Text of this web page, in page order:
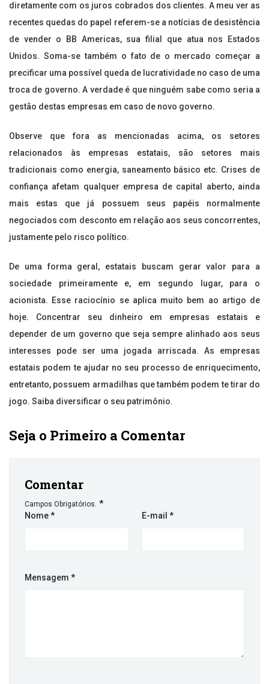
diretamente com os juros cobrados dos clientes. A meu ver as
recentes quedas do papel referem-se a notícias de desistência
de vender o BB Americas, sua filial que atua nos Estados
Unidos. Soma-se também o fato de o mercado começar a
precificar uma possível queda de lucratividade no caso de uma
troca de governo. A verdade é que ninguém sabe como seria a
gestão destas empresas em caso de novo governo.
Observe que fora as mencionadas acima, os setores
relacionados às empresas estatais, são setores mais
tradicionais como energia, saneamento básico etc. Crises de
confiança afetam qualquer empresa de capital aberto, ainda
mais estas que já possuem seus papéis normalmente
negociados com desconto em relação aos seus concorrentes,
justamente pelo risco político.
De uma forma geral, estatais buscam gerar valor para a
sociedade primeiramente e, em segundo lugar, para o
acionista. Esse raciocínio se aplica muito bem ao artigo de
hoje. Concentrar seu dinheiro em empresas estatais e
depender de um governo que seja sempre alinhado aos seus
interesses pode ser uma jogada arriscada. As empresas
estatais podem te ajudar no seu processo de enriquecimento,
entretanto, possuem armadilhas que também podem te tirar do
jogo. Saiba diversificar o seu patrimônio.
Seja o Primeiro a Comentar
Comentar
Campos Obrigatórios. *
Nome* E-mail *
Mensagem *